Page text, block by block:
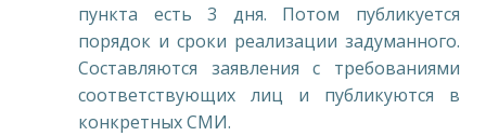
пункта есть 3 дня. Потом публикуется
порядок и сроки реализации задуманного.
Составляются заявления с требованиями
соответствующих лиц и публикуются в
конкретных СМИ.